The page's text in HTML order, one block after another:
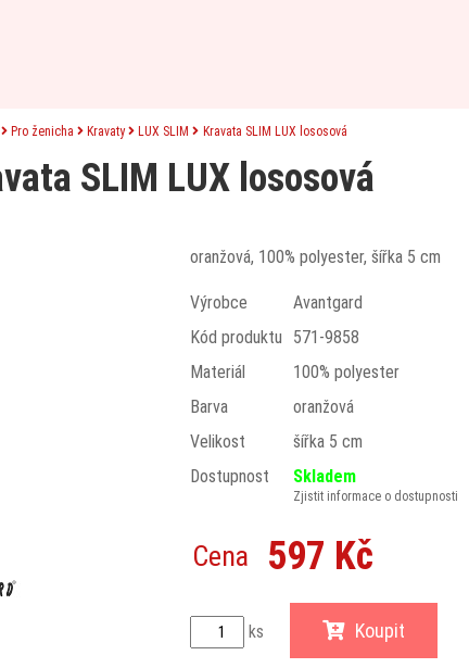
Pro ženicha Kravaty LUX SLIM Kravata SLIM LUX lososová
SLIM LUX lososová
oranžová, 100% polyester, šířka 5 cm
Výrobce
Avantgard
Kód produktu
571-9858
Materiál
100% polyester
Barva
oranžová
Velikost
šířka 5 cm
Dostupnost
Skladem
Zjistit informace o dostupnosti
Cena 597 Kč
ks Koupit